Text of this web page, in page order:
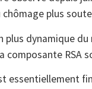
plus
plus dynamique
composante RSA
essentiellement